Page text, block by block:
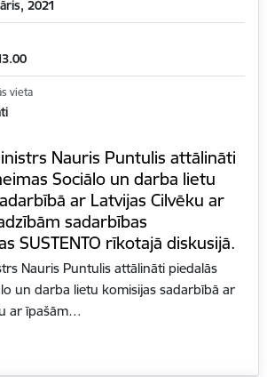
2021
vieta
Nauris Puntulis attālināti
Sociālo un darba lietu
ar Latvijas Cilvēku ar
sadarbības
SUSTENTO rīkotajā diskusijā.
Nauris Puntulis attālināti piedalās
un darba lietu komisijas sadarbībā ar
ar īpašām…